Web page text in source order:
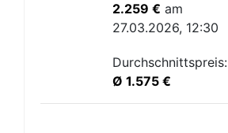
2.259 € am
27.03.2026, 12:30
Durchschnittspreis:
Ø 1.575 €